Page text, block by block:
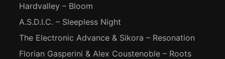
Hardvalley – Bloom
A.S.D.I.C. – Sleepless Night
The Electronic Advance & Sikora – Resonation
Florian Gasperini & Alex Coustenoble – Roots